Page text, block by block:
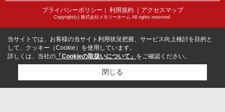
プライバシーポリシー ｜ 利用規約 ｜アクセスマップ
Copyright(c) 株式会社メモリーホーム All rights reserved.
当サイトでは、お客様の当サイト利用状況把握、サービス向上検討を目的と
して、クッキー（Cookie）を使用しています。
詳しくは、当社の 「Cookieの取扱いについて」 をご確認ください。
閉じる